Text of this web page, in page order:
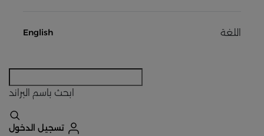
اللغة English
ابحث باسم البراند
تسجيل الدخول